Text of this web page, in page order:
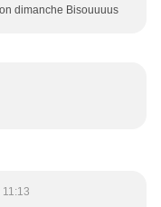
dimanche Bisouuuus